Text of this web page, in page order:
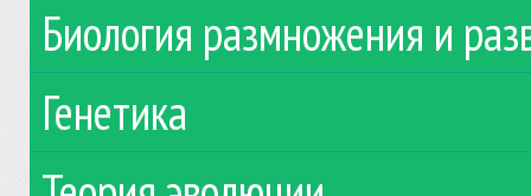
Биология размножения и
Генетика